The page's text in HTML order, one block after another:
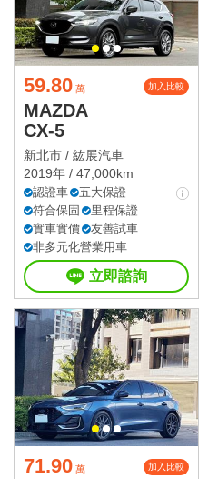
59.80 萬 加入比較
MAZDA
CX-5
新北市 / 紘展汽車
2019年 / 47,000km
認證車
五大保證
符合保固
里程保證
實車實價
友善試車
非多元化營業用車
立即諮詢
71.90 萬 加入比較